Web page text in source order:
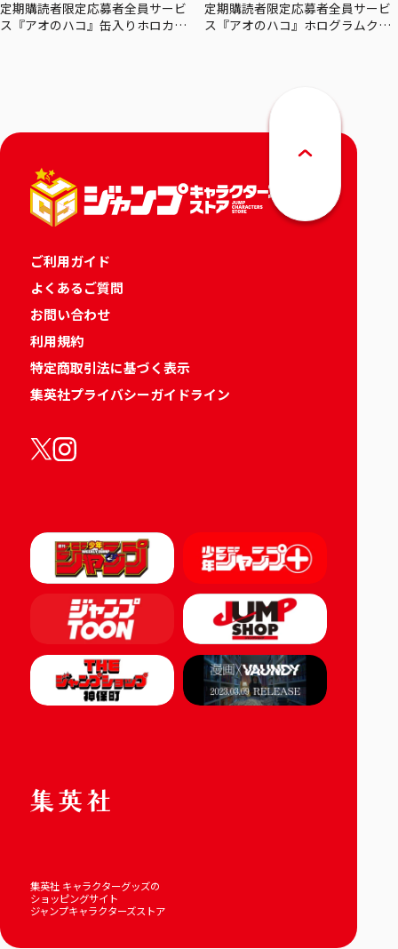
定期購読者限定応募者全員サービ
ス『アオのハコ』缶入りホロカー
定期購読者限定応募者全員サービ
ス『アオのハコ』ホログラムクリ
ご利用ガイド
よくあるご質問
お問い合わせ
利用規約
特定商取引法に基づく表示
集英社プライバシーガイドライン
集英社 キャラクターグッズの
ショッピングサイト
ジャンプキャラクターズストア